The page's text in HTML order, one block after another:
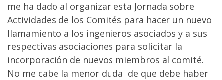
me ha dado al organizar esta Jornada sobre
Actividades de los Comités para hacer un nuevo
llamamiento a los ingenieros asociados y a sus
respectivas asociaciones para solicitar la
incorporación de nuevos miembros al comité.
No me cabe la menor duda de que debe haber